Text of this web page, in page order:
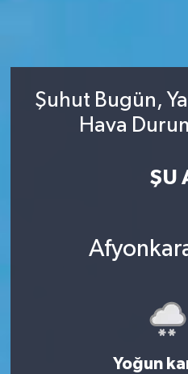
Şuhut Bugün,
Hava
ŞU
Yoğun